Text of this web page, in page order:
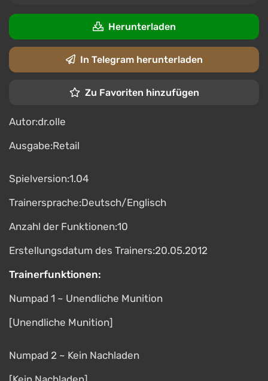
Herunterladen
In Telegram herunterladen
Zu Favoriten hinzufügen
Autor:dr.olle
Ausgabe:Retail
Spielversion:1.04
Trainersprache:Deutsch/Englisch
Anzahl der Funktionen:10
Erstellungsdatum des Trainers:20.05.2012
Trainerfunktionen:
Numpad 1 ~ Unendliche Munition
[Unendliche Munition]
Numpad 2 ~ Kein Nachladen